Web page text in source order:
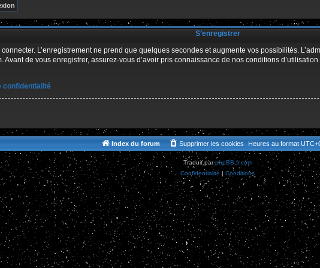
S’enregistrer
L’enregistrement ne prend que quelques secondes et augmente vos possibilités.
de vous enregistrer, assurez-vous d’avoir pris connaissance de nos conditions
confidentialité
Index du forum Heures au format
Supprimer les cookies
Traduit parphpBB-fr.com
Confidentialité | Conditions